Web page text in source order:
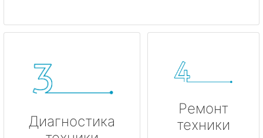
Диагностика
Ремонт
техники